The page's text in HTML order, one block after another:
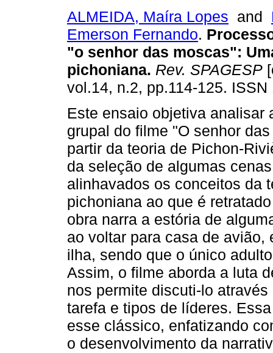
ALMEIDA, Maíra Lopes and
Emerson Fernando.
"o senhor das moscas":
pichoniana. Rev. SPAGESP
vol.14, n.2, pp.114-125. ISSN
Este ensaio objetiva analisar
grupal do filme "O senhor
partir da teoria de Pichon-
da seleção de algumas
alinhavados os conceitos da
pichoniana ao que é
obra narra a estória de
ao voltar para casa de
ilha, sendo que o único
Assim, o filme aborda a luta
nos permite discuti-lo
tarefa e tipos de líderes.
esse clássico, enfatizando
o desenvolvimento da